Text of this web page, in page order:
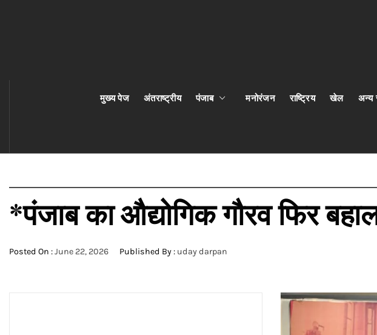
मुख्य पेज अंतराष्ट्रीय पंजाब मनोरंजन राष्ट्रिय खेल अन्य
*पंजाब का औद्योगिक गौरव फिर
Posted On :June 22, 2026 Published By : uday darpan